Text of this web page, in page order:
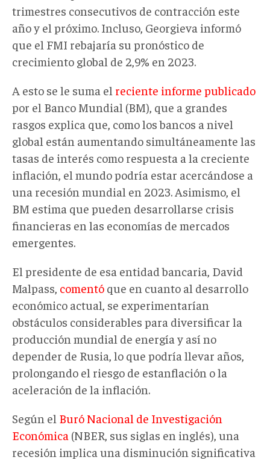
trimestres consecutivos de contracción este
año y el próximo. Incluso, Georgieva informó
que el FMI rebajaría su pronóstico de
crecimiento global de 2,9% en 2023.
A esto se le suma el reciente informe publicado
por el Banco Mundial (BM), que a grandes
rasgos explica que, como los bancos a nivel
global están aumentando simultáneamente las
tasas de interés como respuesta a la creciente
inflación, el mundo podría estar acercándose a
una recesión mundial en 2023. Asimismo, el
BM estima que pueden desarrollarse crisis
financieras en las economías de mercados
emergentes.
El presidente de esa entidad bancaria, David
Malpass, comentó que en cuanto al desarrollo
económico actual, se experimentarían
obstáculos considerables para diversificar la
producción mundial de energía y así no
depender de Rusia, lo que podría llevar años,
prolongando el riesgo de estanflación o la
aceleración de la inflación.
Según el Buró Nacional de Investigación
Económica (NBER, sus siglas en inglés), una
recesión implica una disminución significativa